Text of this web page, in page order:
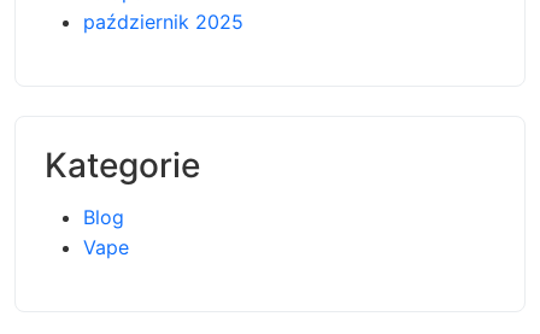
październik 2025
Kategorie
Blog
Vape